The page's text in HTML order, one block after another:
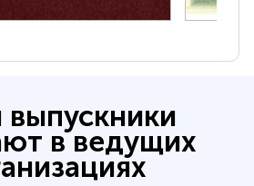
в ведущих